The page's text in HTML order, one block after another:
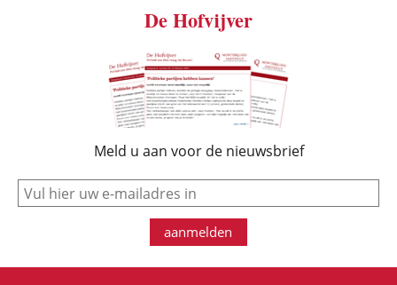
De Hofvijver
Meld u aan voor de nieuwsbrief
e-mail
aanmelden